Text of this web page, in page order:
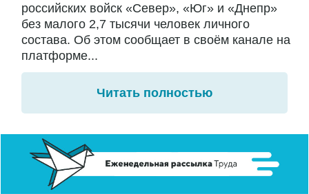
российских войск «Север», «Юг» и «Днепр»
без малого 2,7 тысячи человек личного
состава. Об этом сообщает в своём канале на
платформе...
Читать полностью